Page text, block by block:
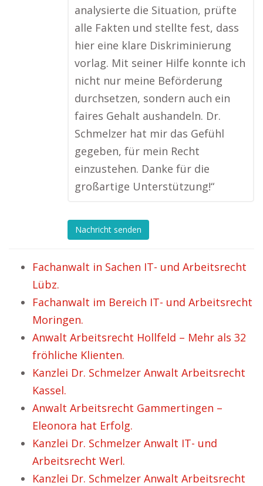
analysierte die Situation, prüfte
alle Fakten und stellte fest, dass
hier eine klare Diskriminierung
vorlag. Mit seiner Hilfe konnte ich
nicht nur meine Beförderung
durchsetzen, sondern auch ein
faires Gehalt aushandeln. Dr.
Schmelzer hat mir das Gefühl
gegeben, für mein Recht
einzustehen. Danke für die
großartige Unterstützung!“
Nachricht senden
Fachanwalt in Sachen IT- und Arbeitsrecht
Lübz.
Fachanwalt im Bereich IT- und Arbeitsrecht
Moringen.
Anwalt Arbeitsrecht Hollfeld – Mehr als 32
fröhliche Klienten.
Kanzlei Dr. Schmelzer Anwalt Arbeitsrecht
Kassel.
Anwalt Arbeitsrecht Gammertingen –
Eleonora hat Erfolg.
Kanzlei Dr. Schmelzer Anwalt IT- und
Arbeitsrecht Werl.
Kanzlei Dr. Schmelzer Anwalt Arbeitsrecht